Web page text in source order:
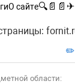
О сайте🔍 📄 📄 ✈
✏️
области: